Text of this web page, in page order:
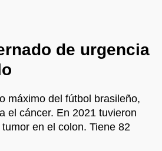
de urgencia
máximo del fútbol brasileño,
el cáncer. En 2021 tuvieron
en el colon. Tiene 82